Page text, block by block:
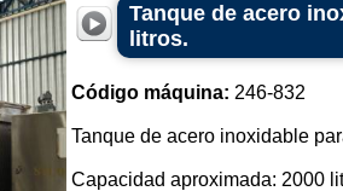
Tanque de acero
litros.
Código máquina: 246-832
Tanque de acero inoxidable
Capacidad aproximada: 2000